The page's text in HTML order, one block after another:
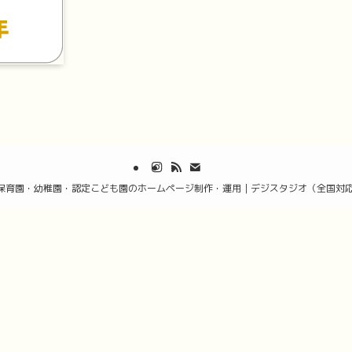
育園・幼稚園・認定こども園のホームページ制作・運用｜デジスタジオ（全国対